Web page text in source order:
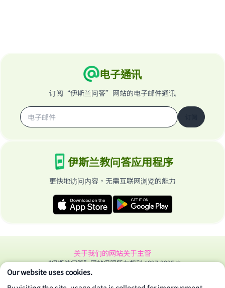
电子通讯
订阅“伊斯兰问答”网站的电子邮件通讯
伊斯兰教问答应用程序
更快地访问内容，无需互联网浏览的能力
关于我们的网站关于主管
“伊斯兰问答”网站保留所有权利 1997-2025 ©
Our website uses cookies.